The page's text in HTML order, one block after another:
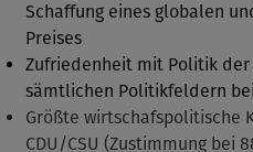
Schaffung eines globalen
Preises
Zufriedenheit mit Politik der
sämtlichen Politikfeldern
Größte wirtschafspolitische
CDU/CSU (Zustimmung bei